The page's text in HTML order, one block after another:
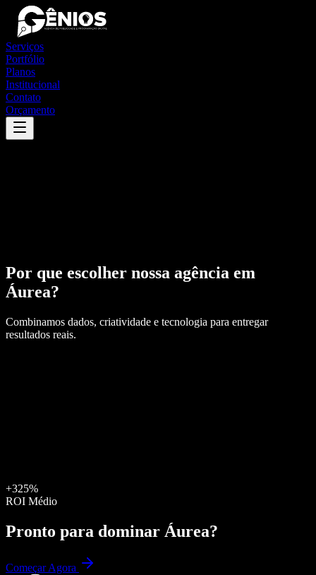
Serviços
Portfólio
Planos
Institucional
Contato
Orçamento
Por que escolher nossa agência em
Áurea?
Combinamos dados, criatividade e tecnologia para entregar
resultados reais.
+325%
ROI Médio
Pronto para dominar Áurea?
Começar Agora